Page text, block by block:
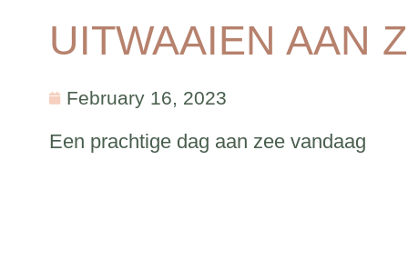
UITWAAIEN AAN
February 16, 2023
Een prachtige dag aan zee vandaag